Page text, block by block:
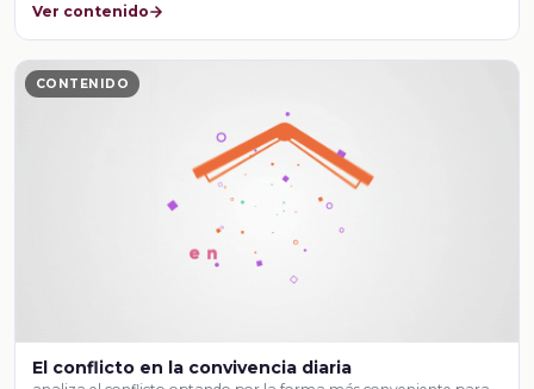
Ver contenido
CONTENIDO
El conflicto en la convivencia diaria